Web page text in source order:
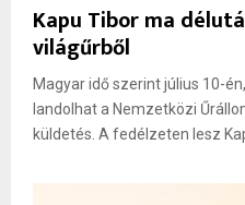
Kapu Tibor ma
világűrből
Magyar idő szerint július 10-
landolhat a Nemzetközi
küldetés. A fedélzeten lesz